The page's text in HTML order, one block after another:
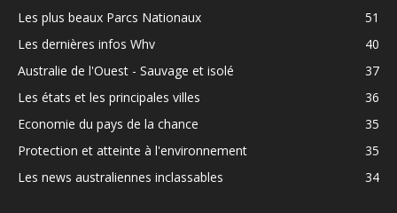
Les plus beaux Parcs Nationaux
51
Les dernières infos Whv
40
Australie de l'Ouest - Sauvage et isolé
37
Les états et les principales villes
36
Economie du pays de la chance
35
Protection et atteinte à l'environnement
35
Les news australiennes inclassables
34